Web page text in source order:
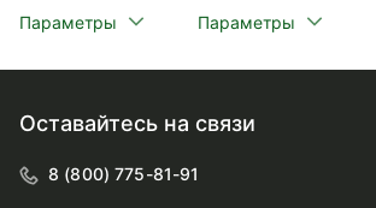
Параметры Параметры
Оставайтесь на связи
8 (800) 775-81-91